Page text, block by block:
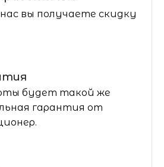
вы получаете скидку
будет такой же
гарантия от